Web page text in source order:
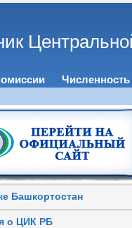
Численность
Башкортостан
о ЦИК РБ